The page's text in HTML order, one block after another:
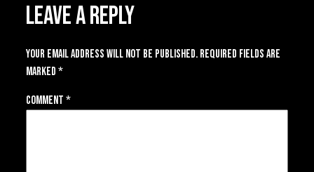
Leave a Reply
Your email address will not be published. Required fields are
marked *
Comment *